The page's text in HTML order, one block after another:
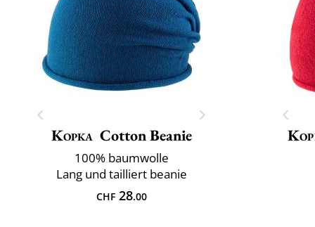
Kopka Cotton Beanie
100% baumwolle
Lang und tailliert beanie
CHF28.00